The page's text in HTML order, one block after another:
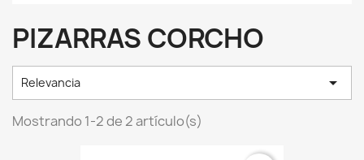
PIZARRAS CORCHO
Relevancia 
Mostrando 1-2 de 2 artículo(s)